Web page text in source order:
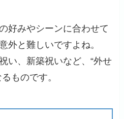
好みやシーンに合わせて
外と難しいですよね。
い、新築祝いなど、“外せ
ものです。